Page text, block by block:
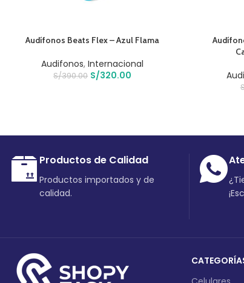
AÑADIR AL CARRITO
Audífonos Beats Flex – Azul Flama
Audifonos,Internacional
S/390.00 S/320.00
AÑADIR AL
Productos de Calidad
Productos importados y de
calidad.